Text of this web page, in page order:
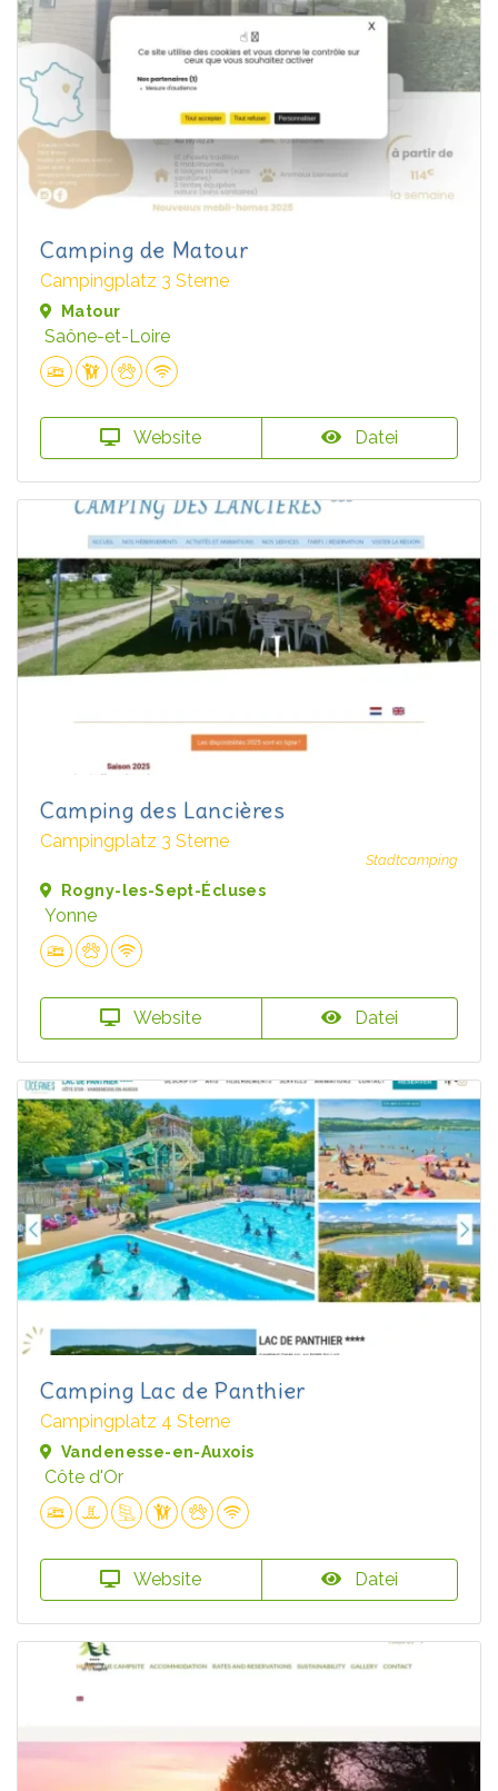
Camping de Matour
Campingplatz 3 Sterne
Matour
Saône-et-Loire
Website Datei
Camping des Lancières
Campingplatz 3 Sterne
Stadtcamping
Rogny-les-Sept-Écluses
Yonne
Website Datei
Camping Lac de Panthier
Campingplatz 4 Sterne
Vandenesse-en-Auxois
Côte d'Or
Website Datei